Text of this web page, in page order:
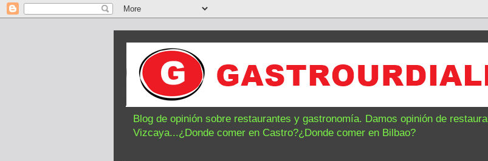
Blog de opinión sobre restaurantes y gastronomía. Damos opinión de
Vizcaya...¿Donde comer en Castro?¿Donde comer en Bilbao?